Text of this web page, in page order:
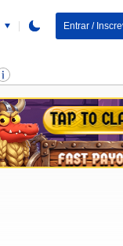
Entrar /